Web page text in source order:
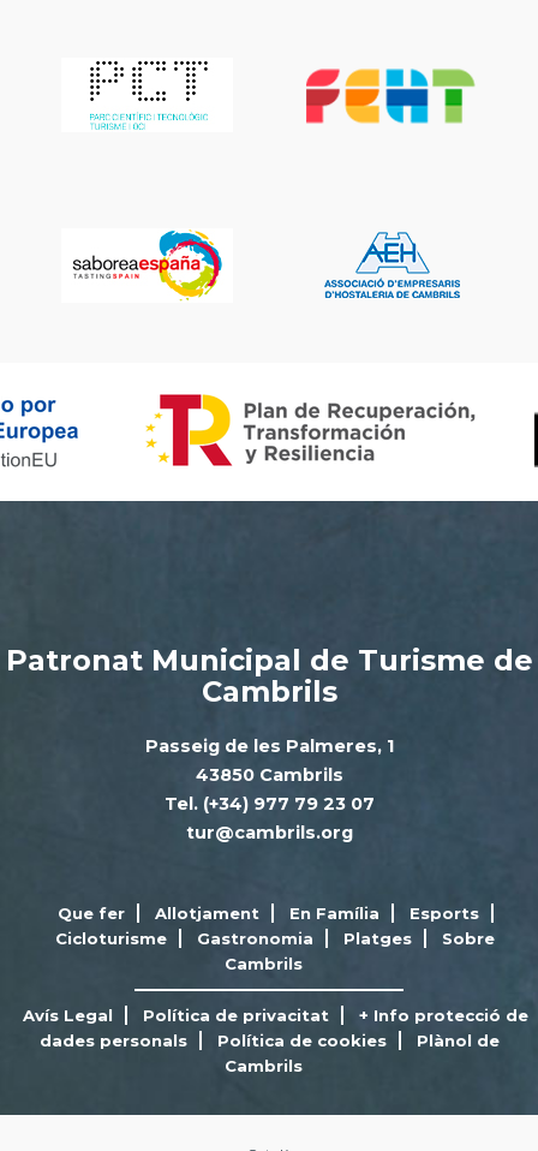
Patronat Municipal de Turisme de
Cambrils
Passeig de les Palmeres, 1
43850 Cambrils
Tel. (+34) 977 79 23 07
tur@cambrils.org
Que fer Allotjament En Família
Esports
Cicloturisme
Gastronomia Platges
Sobre
Cambrils
Avís Legal Política de privacitat
+ Info protecció de
dades personals
Política de cookies
Plànol de
Cambrils